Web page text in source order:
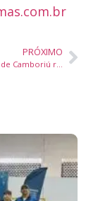
PRÓXIMO
Obras da Águas de Camboriú reforçam abastecimento no bairro Cedro e arredores